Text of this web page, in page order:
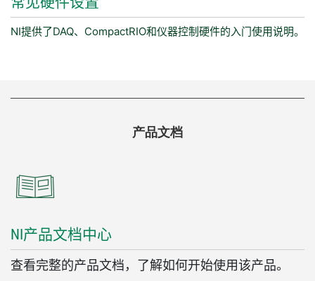
NI提供了DAQ、CompactRIO和仪器控制硬件的入门使用说明。
产品文档
NI产品文档中心
查看完整的产品文档，了解如何开始使用该产品。